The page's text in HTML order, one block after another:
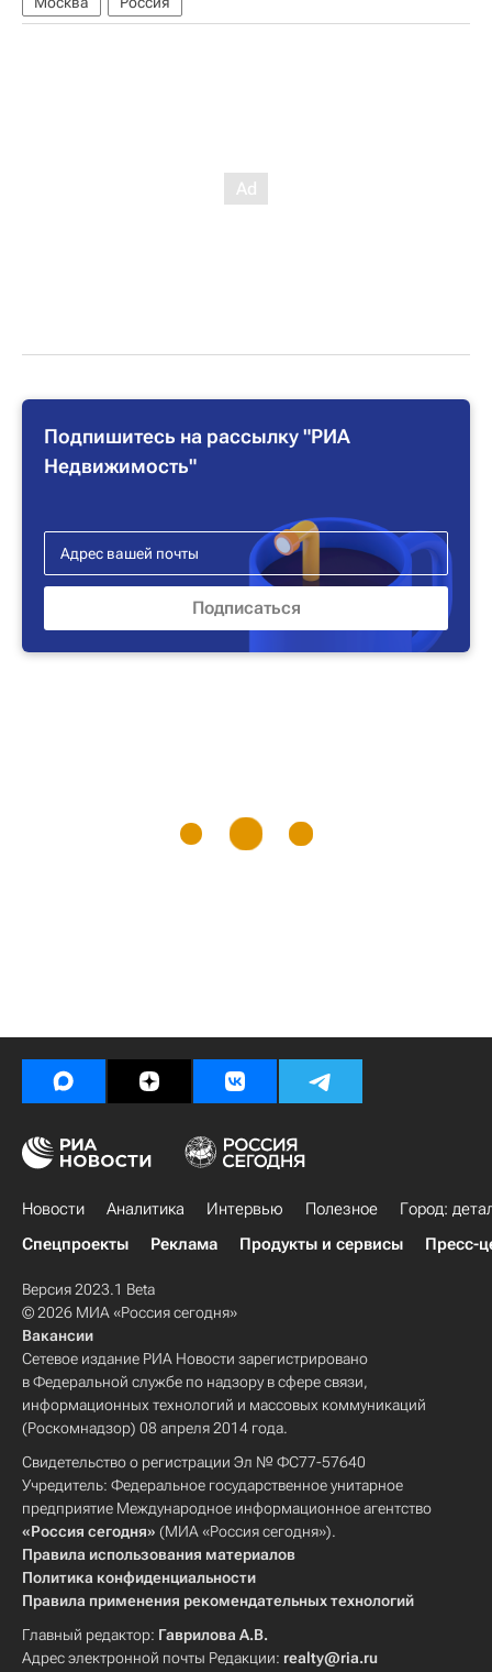
Подпишитесь на рассылку "РИА
Недвижимость"
Новости Аналитика Интервью Полезное
Город:
Спецпроекты
Реклама Продукты и сервисы Пресс-
Версия 2023.1 Beta
© 2026 МИА «Россия сегодня»
Вакансии
Сетевое издание РИА Новости зарегистрировано
в Федеральной службе по надзору в сфере связи,
информационных технологий и массовых коммуникаций
(Роскомнадзор) 08 апреля 2014 года.
Свидетельство о регистрации Эл № ФС77-57640
Учредитель: Федеральное государственное унитарное
предприятие Международное информационное агентство
«Россия сегодня» (МИА «Россия сегодня»).
Правила использования материалов
Политика конфиденциальности
Правила применения рекомендательных технологий
Главный редактор: Гаврилова А.В.
Адрес электронной почты Редакции: realty@ria.ru